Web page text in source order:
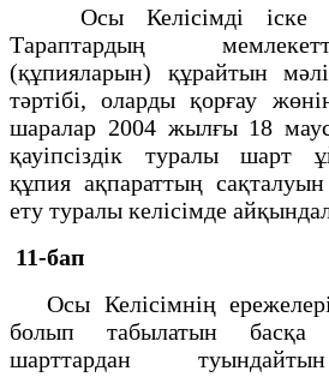
Осы Келісімді іске
Тараптардың
(құпияларын) құрайтын
тәртібі, оларды қорғау
шаралар 2004 жылғы 18
қауіпсіздік туралы шарт
құпия ақпараттың
ету туралы келісімде
11-бап
Осы Келісімнің
болып табылатын басқа
шарттардан